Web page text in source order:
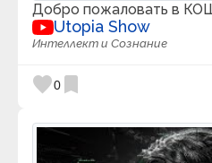
Добро пожаловать в
Utopia Show
Интеллект и Сознание
favorite0 bookmark